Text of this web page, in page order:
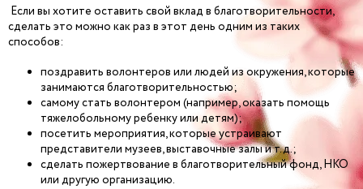
Если вы хотите оставить свой вклад в благотворительности,
сделать это можно как раз в этот день одним из таких
способов:
поздравить волонтеров или людей из окружения, которые
занимаются благотворительностью;
самому стать волонтером (например, оказать помощь
тяжелобольному ребенку или детям);
посетить мероприятия, которые устраивают
представители музеев, выставочные залы и т.д.;
сделать пожертвование в благотворительный фонд, НКО
или другую организацию.